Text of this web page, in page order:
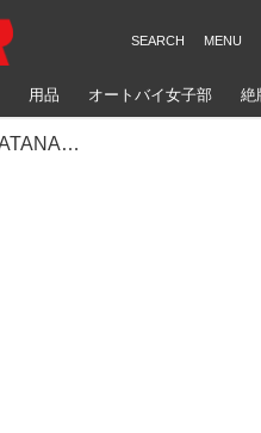
用品 オートバイ女子部 絶
【後編】令和の『KATANA』と伝説の“スズキのカタナ”は同じラインを走っているか？